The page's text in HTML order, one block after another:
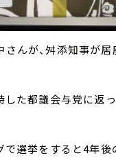
んが、舛添知事が
た都議会与党に返
で選挙をすると4年後